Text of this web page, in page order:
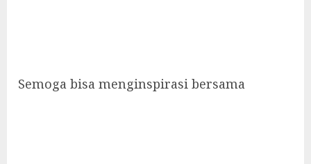
Semoga bisa menginspirasi bersama